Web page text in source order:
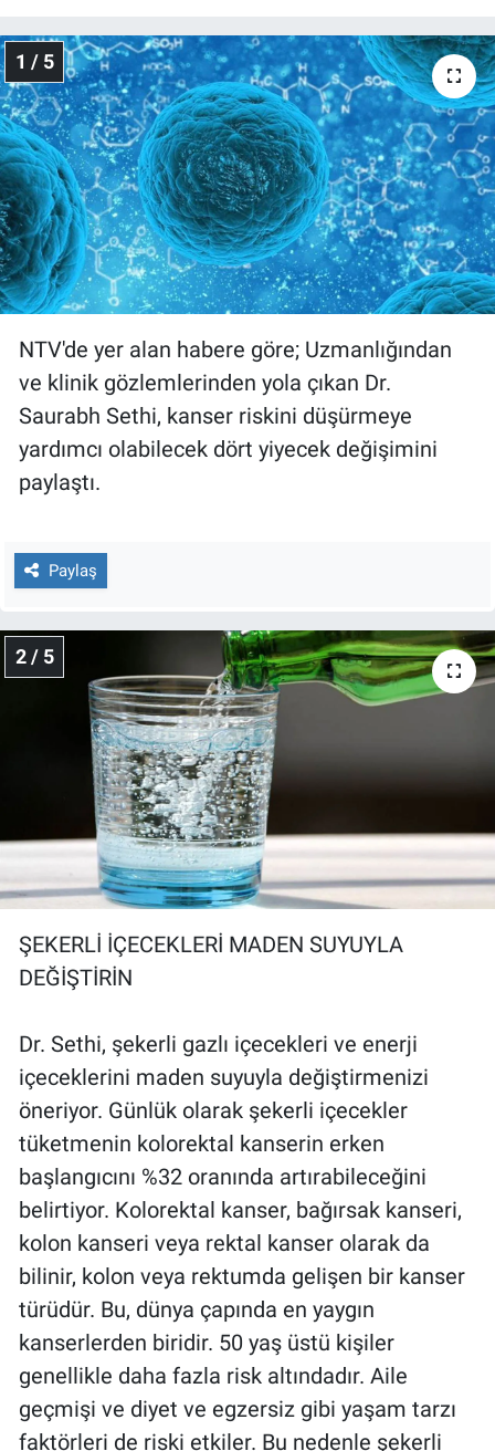
1 / 5
NTV'de yer alan habere göre; Uzmanlığından
ve klinik gözlemlerinden yola çıkan Dr.
Saurabh Sethi, kanser riskini düşürmeye
yardımcı olabilecek dört yiyecek değişimini
paylaştı.
Paylaş
2 / 5
ŞEKERLİ İÇECEKLERİ MADEN SUYUYLA
DEĞİŞTİRİN
Dr. Sethi, şekerli gazlı içecekleri ve enerji
içeceklerini maden suyuyla değiştirmenizi
öneriyor. Günlük olarak şekerli içecekler
tüketmenin kolorektal kanserin erken
başlangıcını %32 oranında artırabileceğini
belirtiyor. Kolorektal kanser, bağırsak kanseri,
kolon kanseri veya rektal kanser olarak da
bilinir, kolon veya rektumda gelişen bir kanser
türüdür. Bu, dünya çapında en yaygın
kanserlerden biridir. 50 yaş üstü kişiler
genellikle daha fazla risk altındadır. Aile
geçmişi ve diyet ve egzersiz gibi yaşam tarzı
faktörleri de riski etkiler. Bu nedenle şekerli
Günün görüntüsü
Haber
İlan
Kimdir
Koronavirüs
Kültür Sanat
Ne demişti
Programlar
Sağlık
Spor
Teknoloji
Türkiye'nin Geleceği
Türkiye'nin Gündemi
Yerel Yaşam
Canlı Yayın